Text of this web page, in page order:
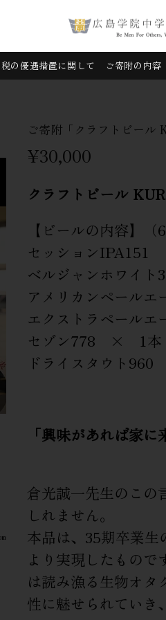
税の優遇措置に関して ご寄附の内容
ご寄附​「クラフトビール
¥30,000
クラフトビール
【ビールの内容】
セッション
ベルジャンホワイ
アメリカンペール
エクストラペール
セゾン778 × 1本
ドライスタウト
「興味があれば家
倉光誠一先生のこの
しれません。
本品は、35期卒業
より実現したもので
は読み漁る生物オタ
性に魅せられていき